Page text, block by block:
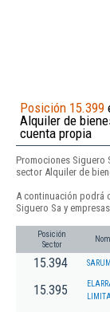
Posición 15.399
Alquiler de
cuenta propia
Promociones Siguero
sector Alquiler de
A continuación podrá
Siguero Sa y
Posición
Sector
15.394
15.395